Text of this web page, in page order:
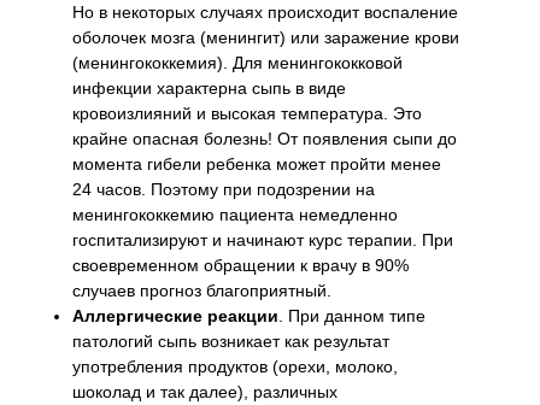
Но в некоторых случаях происходит воспаление
оболочек мозга (менингит) или заражение крови
(менингококкемия). Для менингококковой
инфекции характерна сыпь в виде
кровоизлияний и высокая температура. Это
крайне опасная болезнь! От появления сыпи до
момента гибели ребенка может пройти менее
24 часов. Поэтому при подозрении на
менингококкемию пациента немедленно
госпитализируют и начинают курс терапии. При
своевременном обращении к врачу в 90%
случаев прогноз благоприятный.
Аллергические реакции . При данном типе
патологий сыпь возникает как результат
употребления продуктов (орехи, молоко,
шоколад и так далее), различных